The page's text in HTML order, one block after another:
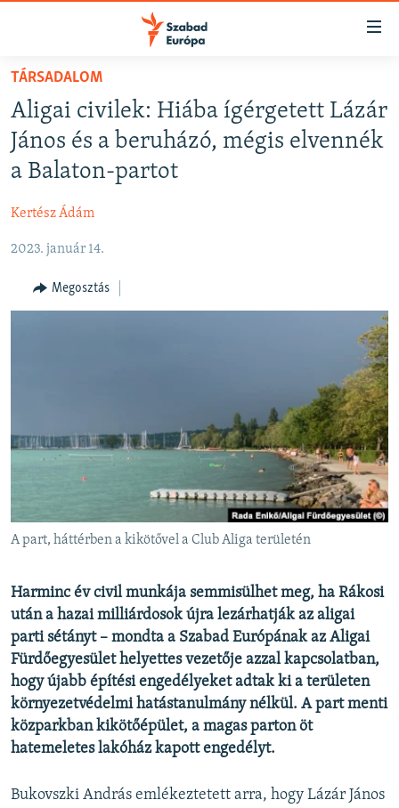
Akadálymentes
Ugrás
fő
oldalra
Ugrás
tartalomjegyzékre
NAPIRENDEN
AKTUÁLIS
PODCASTOK
ELEMZŐ
NER15
SZABADON
VILÁG
KLÍMAVÁLTOZÁS
A MÚLT TANULSÁGAI
Valamennyi RFE/RL weboldal
TÁRSADALOM
Aligai civilek: Hiába ígérgetett Lázár
János és a beruházó, mégis elvennék
a Balaton-partot
Kertész Ádám
2023. január 14.
Megosztás
A part, háttérben a kikötővel a Club Aliga területén
Harminc év civil munkája semmisülhet meg, ha Rákosi
után a hazai milliárdosok újra lezárhatják az aligai
parti sétányt – mondta a Szabad Európának az Aligai
Fürdőegyesület helyettes vezetője azzal kapcsolatban,
hogy újabb építési engedélyeket adtak ki a területen
környezetvédelmi hatástanulmány nélkül. A part menti
közparkban kikötőépület, a magas parton öt
hatemeletes lakóház kapott engedélyt.
Bukovszki András emlékeztetett arra, hogy Lázár János
FELIRATKOZÁS